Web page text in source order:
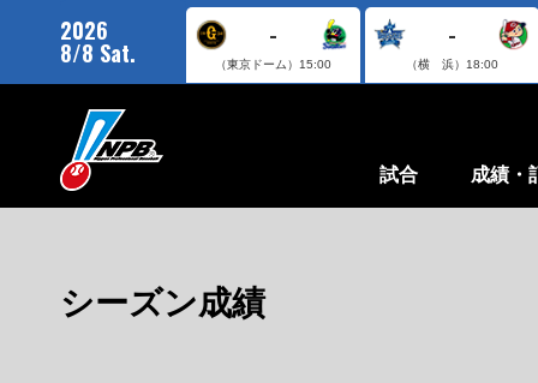
2026
8/8 Sat.
-
（東京ドーム） 15:00
-
（横 浜） 18:00
試合 成績・
シーズン成績